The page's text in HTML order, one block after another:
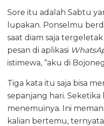
Sore itu adalah Sabtu
lupakan. Ponselmu
saat diam saja
pesan di aplikasi
istimewa, “aku di
Tiga kata itu saja bisa
sepanjang hari. Seketika
menemuinya. Ini
kalian bertemu,